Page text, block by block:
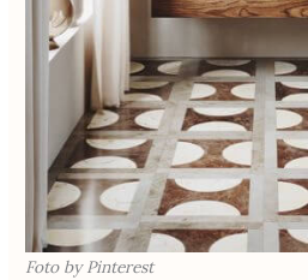
Foto by Pinterest